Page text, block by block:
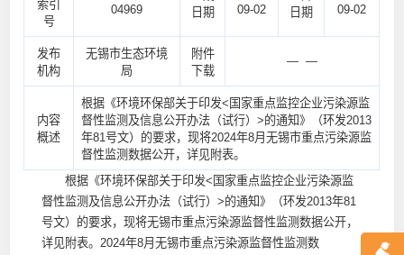
索引
号
04969
日期
09-02
日期
09-02
发布
机构
无锡市生态环境
局
附件
下载
— —
内容
概述
根据《环境环保部关于印发<国家重点监控企业污染源监
督性监测及信息公开办法（试行）>的通知》（环发2013
年81号文）的要求，现将2024年8月无锡市重点污染源监
督性监测数据公开，详见附表。
根据《环境环保部关于印发<国家重点监控企业污染源监
督性监测及信息公开办法（试行）>的通知》（环发2013年81
号文）的要求，现将无锡市重点污染源监督性监测数据公开，
详见附表。 2024年8月无锡市重点污染源监督性监测数